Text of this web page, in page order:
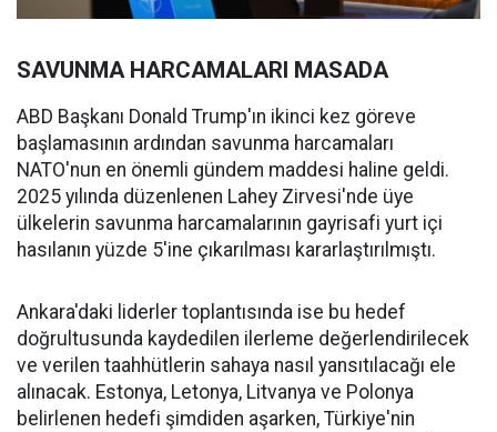
SAVUNMA HARCAMALARI MASADA
ABD Başkanı Donald Trump'ın ikinci kez göreve
başlamasının ardından savunma harcamaları
NATO'nun en önemli gündem maddesi haline geldi.
2025 yılında düzenlenen Lahey Zirvesi'nde üye
ülkelerin savunma harcamalarının gayrisafi yurt içi
hasılanın yüzde 5'ine çıkarılması kararlaştırılmıştı.
Ankara'daki liderler toplantısında ise bu hedef
doğrultusunda kaydedilen ilerleme değerlendirilecek
ve verilen taahhütlerin sahaya nasıl yansıtılacağı ele
alınacak. Estonya, Letonya, Litvanya ve Polonya
belirlenen hedefi şimdiden aşarken, Türkiye'nin